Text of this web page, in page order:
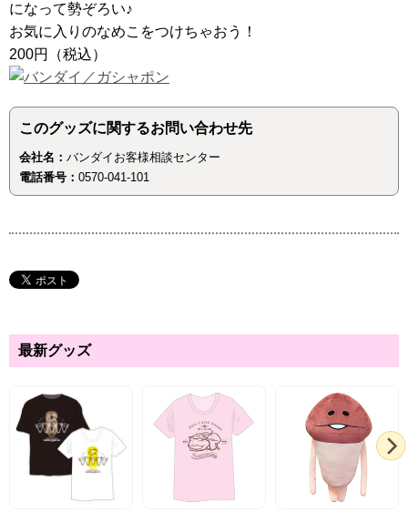
になって勢ぞろい♪
お気に入りのなめこをつけちゃおう！
200円（税込）
このグッズに関するお問い合わせ先
会社名： バンダイお客様相談センター
電話番号： 0570-041-101
最新グッズ